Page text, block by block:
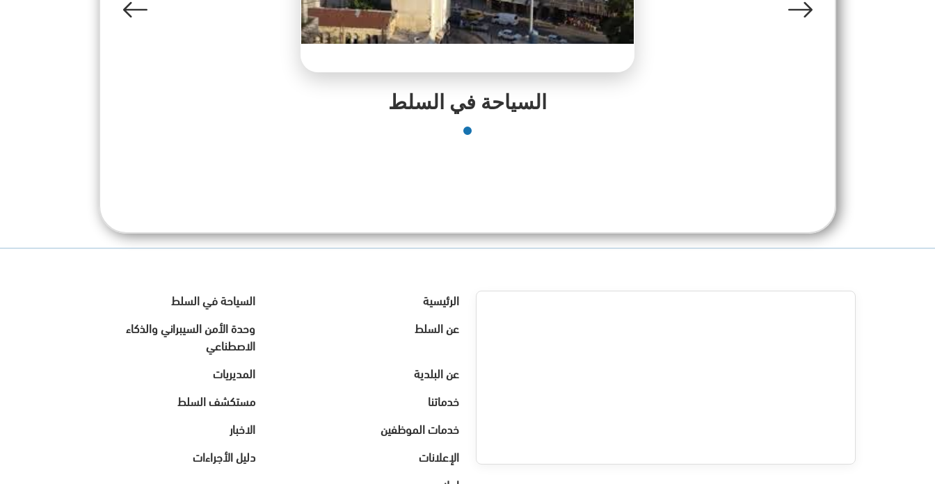
السياحة في السلط
الرئيسية
السياحة في السلط
عن السلط
وحدة الأمن السيبراني والذكاء
الاصطناعي
عن البلدية
المديريات
خدماتنا
مستكشف السلط
خدمات الموظفين
الاخبار
الإعلانات
دليل الأجراءات